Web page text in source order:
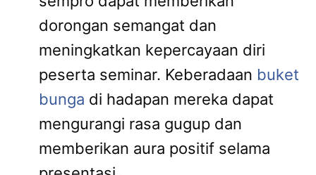
dorongan semangat dan
meningkatkan kepercayaan diri
peserta seminar. Keberadaan buket
bunga di hadapan mereka dapat
mengurangi rasa gugup dan
memberikan aura positif selama